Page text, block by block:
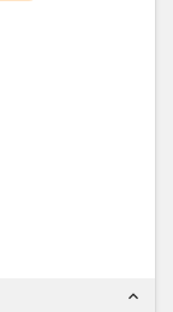
expand_less